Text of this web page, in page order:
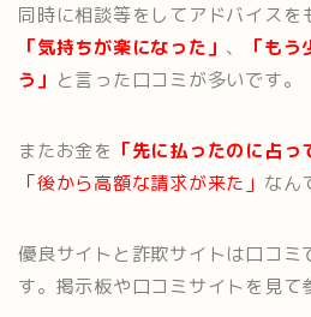
同時に相談等をしてアドバイスを
「気持ちが楽になった」 、
「も
う」 と言った口コミが多いです。
またお金を 「先に払ったのに占っ
「後から高額な請求が来た」 なん
優良サイトと詐欺サイトは口コミ
す。掲示板や口コミサイトを見て